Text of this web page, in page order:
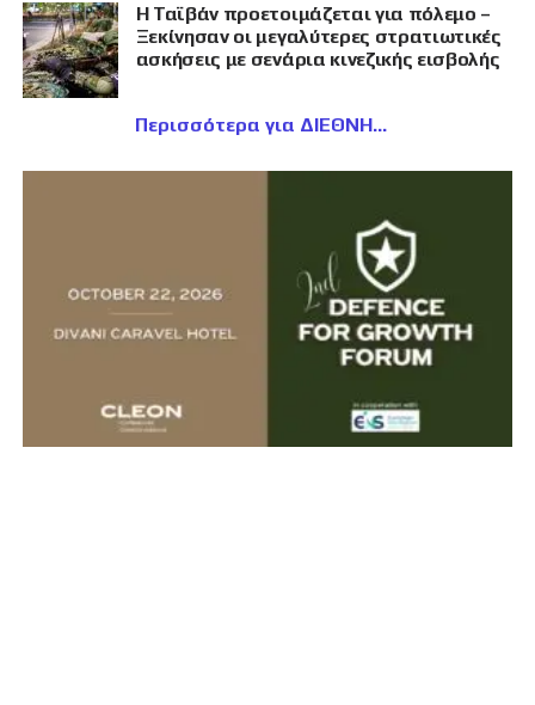
Η Ταϊβάν προετοιμάζεται για πόλεμο –
Ξεκίνησαν οι μεγαλύτερες στρατιωτικές
ασκήσεις με σενάρια κινεζικής εισβολής
Περισσότερα για ΔΙΕΘΝΗ